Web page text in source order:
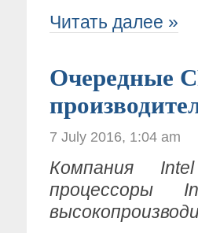
Читать далее »
Очередные
7 July 2016, 1:04 am
Компания
процессоры